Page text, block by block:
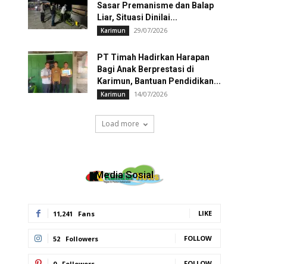
Sasar Premanisme dan Balap
Liar, Situasi Dinilai...
Karimun 29/07/2026
PT Timah Hadirkan Harapan
Bagi Anak Berprestasi di
Karimun, Bantuan Pendidikan...
Karimun 14/07/2026
Load more
Media Sosial
11,241 Fans LIKE
52 Followers FOLLOW